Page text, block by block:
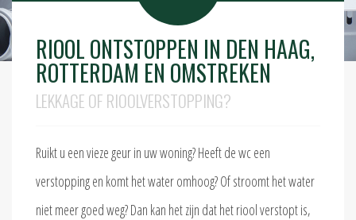
RIOOL ONTSTOPPEN IN DEN HAAG,
ROTTERDAM EN OMSTREKEN
LEKKAGE OF RIOOLVERSTOPPING?
Ruikt u een vieze geur in uw woning? Heeft de wc een
verstopping en komt het water omhoog? Of stroomt het water
niet meer goed weg? Dan kan het zijn dat het riool verstopt is,